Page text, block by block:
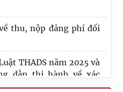
thu, nộp đảng phí đối
THADS năm 2025 và
dẫn thi hành về xác
hành án, thông báo thi
Thành phố Hồ Chí Minh
nghìn tỷ đồng sau 07
2026